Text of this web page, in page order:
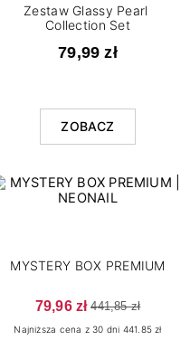
Zestaw Glassy Pearl ​
Collection Set​
79,99 zł
ZOBACZ
MYSTERY BOX PREMIUM
79,96 zł 441,85 zł
Najniższa cena z 30 dni 441.85 zł